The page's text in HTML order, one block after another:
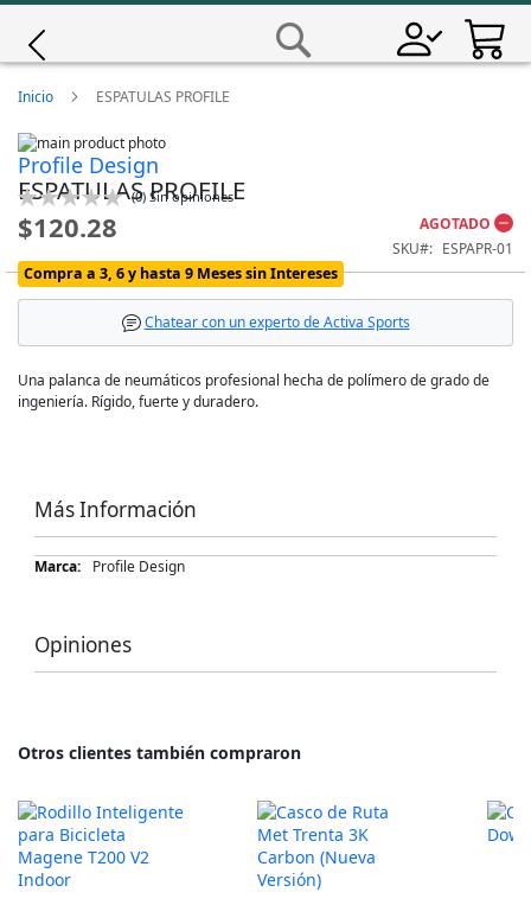
Saltar
Contenido
Inicio ESPATULAS PROFILE
Skip
to
the
end
of
images
gallery
Skip
to
the
beginning
the
images
Profile Design
ESPATULAS PROFILE
Calificación:
% of 100
(0) Sin opiniones
$120.28
AGOTADO
SKU
ESPAPR-01
Compra a 3, 6 y hasta 9 Meses sin Intereses
Chatear con un experto de Activa Sports
Una palanca de neumáticos profesional hecha de polímero de grado de
ingeniería. Rígido, fuerte y duradero.
Más Información
Más
Profile Design
Opiniones
Otros clientes también compraron
Giro
Iscali
Magene
MET